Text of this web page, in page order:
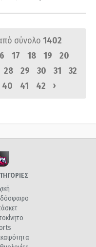
σύνολο 1402
17 18 19
20
28 29 30 31
32
40 41 42 ›